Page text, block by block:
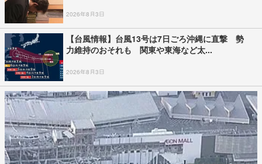
2026年8月3日
【台風情報】台風13号は7日ごろ沖縄に直撃 勢
力維持のおそれも 関東や東海など太...
2026年8月3日